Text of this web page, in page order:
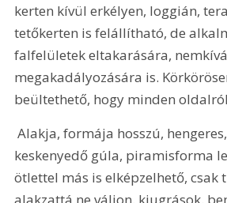
kerten kívül erkélyen, loggián,
tetőkerten is felállítható, de
falfelületek eltakarására,
megakadályozására is.
beültethető, hogy minden
Alakja, formája hosszú, hengeres, vagy kissé
keskenyedő gúla, piramisforma
ötlettel más is elképzelhető,